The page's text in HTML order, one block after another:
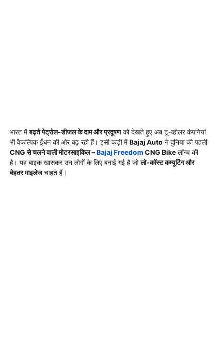
भारत मेंबढ़ते पेट्रोल-डीजल के दाम और प्रदूषणको देखते हुए अब टू-व्हीलर कंपनियां
भी वैकल्पिक ईंधन की ओर बढ़ रही हैं। इसी कड़ी में Bajaj Auto ने दुनिया की पहली
CNG से चलने वाली मोटरसाइकिल –Bajaj Freedom CNG Bike लॉन्च की
है। यह बाइक खासकर उन लोगों के लिए बनाई गई है जोलो-कॉस्ट कम्यूटिंग और
बेहतर माइलेजचाहते हैं।